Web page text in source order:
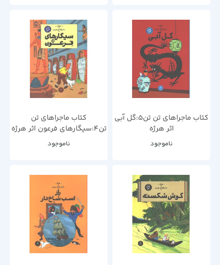
کتاب ماجراهای تن تن5:گل آبی
اثر هرژه
ناموجود
کتاب ماجراهای تن
تن4:سیگارهای فرعون اثر هرژه
ناموجود